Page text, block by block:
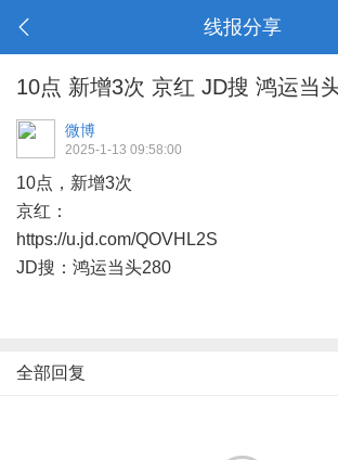
线报分享
10点 新增3次 京红 JD搜 鸿运当
微博
2025-1-13 09:58:00
10点，新增3次
京红：
https://u.jd.com/QOVHL2S
JD搜：鸿运当头280
全部回复